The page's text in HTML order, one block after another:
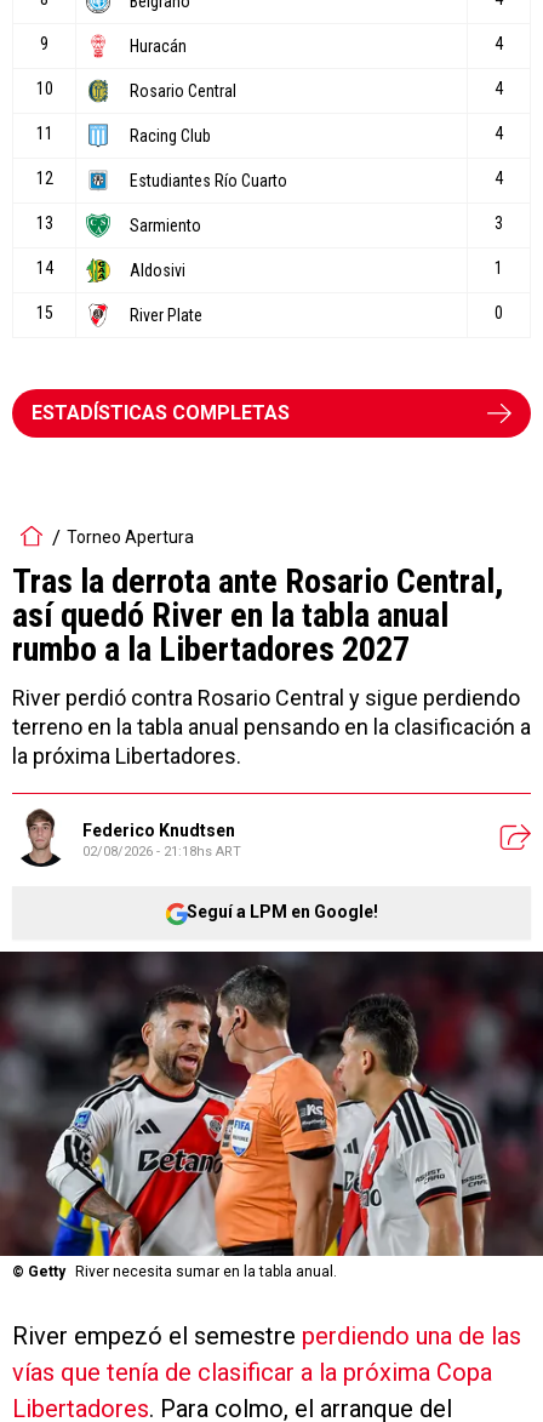
ESTADÍSTICAS COMPLETAS
Torneo Apertura
Tras la derrota ante Rosario Central,
así quedó River en la tabla anual
rumbo a la Libertadores 2027
River perdió contra Rosario Central y sigue perdiendo
terreno en la tabla anual pensando en la clasificación a
la próxima Libertadores.
Federico Knudtsen
02/08/2026 - 21:18hs ART
Seguí a LPM en Google!
© Getty River necesita sumar en la tabla anual.
River empezó el semestre perdiendo una de las
vías que tenía de clasificar a la próxima Copa
Libertadores. Para colmo, el arranque del